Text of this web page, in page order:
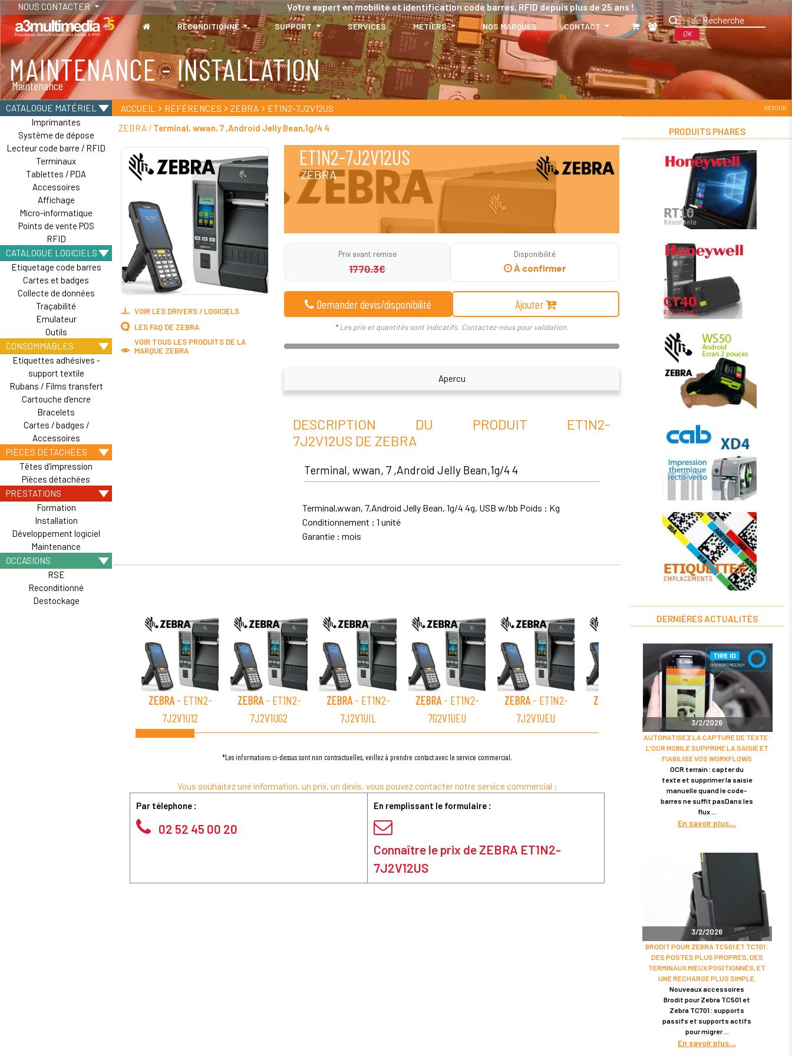
NOUS CONTACTER Votre expert en mobilité et identification code barres, RFID depuis plus de 25 ans !
RECONDITIONNÉ SUPPORT SERVICES MÉTIERS NOS MARQUES CONTACT
OK
MAINTENANCE - INSTALLATION
Maintenance
TABLETTES
Tablettes durcies - Étanches - Résistantes
CATALOGUE MATÉRIEL
Imprimantes
Système de dépose
Lecteur code barre / RFID
Terminaux
Tablettes / PDA
Accessoires
Affichage
Micro-informatique
Points de vente POS
RFID
CATALOGUE LOGICIELS
Etiquetage code barres
Cartes et badges
Collecte de données
Traçabilité
Emulateur
Outils
CONSOMMABLES
Etiquettes adhésives -
support textile
Rubans / Films transfert
Cartouche d'encre
Bracelets
Cartes / badges /
Accessoires
PIÈCES DÉTACHÉES
Têtes d'impression
Pièces détachées
PRESTATIONS
Formation
Installation
Développement logiciel
Maintenance
OCCASIONS
RSE
Reconditionné
Destockage
ACCUEIL RÉFÉRENCES ZEBRA ET1N2-7J2V12US RETOUR
ZEBRA / Terminal, wwan, 7 ,Android Jelly Bean,1g/4 4
VOIR LES DRIVERS / LOGICIELS
LES FAQ DE ZEBRA
VOIR TOUS LES PRODUITS DE LA
MARQUE ZEBRA
ET1N2-7J2V12US
ZEBRA
Prix avant remise
1770.3€
Disponibilité
À confirmer
Demander devis/disponibilité Ajouter
*Les prix et quantités sont indicatifs. Contactez-nous pour validation.
Apercu
DESCRIPTION DU PRODUIT ET1N2-
7J2V12US DE ZEBRA
Terminal, wwan, 7 ,Android Jelly Bean,1g/4 4
Terminal,wwan, 7,Android Jelly Bean, 1g/4 4g, USB w/bb Poids : Kg
Conditionnement : 1 unité
Garantie : mois
ZEBRA- ET1N2-
7J2V1U12
ZEBRA- ET1N2-
7J2V1UG2
ZEBRA- ET1N2-
7J2V1UIL
ZEBRA- ET1N2-
7G2V1UEU
ZEBRA- ET1N2-
7J2V1UEU
ZEBRA
- ET1N2-
7J2V12US
ZEBRA - ET1N2-
7J2V1UTW
*Les informations ci-dessus sont non contractuelles, veillez à prendre contact avec le service commercial.
Vous souhaitez une information, un prix, un devis, vous pouvez contacter notre service commercial :
Par télephone :
02 52 45 00 20
En remplissant le formulaire :
Connaître le prix de ZEBRA ET1N2-
7J2V12US
PRODUITS PHARES
DERNIÈRES ACTUALITÉS
3/2/2026
AUTOMATISEZ LA CAPTURE DE TEXTE :
L'OCR MOBILE SUPPRIME LA SAISIE ET
FIABILISE VOS WORKFLOWS
OCR terrain : capter du
texte et supprimer la saisie
manuelle quand le code-
barres ne suffit pasDans les
flux
En savoir plus
3/2/2026
BRODIT POUR ZEBRA TC501 ET TC701 :
DES POSTES PLUS PROPRES, DES
TERMINAUX MIEUX POSITIONNÉS, ET
UNE RECHARGE PLUS SIMPLE.
Nouveaux accessoires
Brodit pour Zebra TC501 et
Zebra TC701 : supports
passifs et supports actifs
pour migrer
En savoir plus